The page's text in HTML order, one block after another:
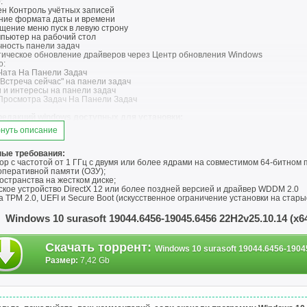
Контроль учётных записей
формата даты и времени
меню пуск в левую строну
на рабочий стол
панели задач
обновление драйверов через Центр обновления Windows
На Панели Задач
сейчас" на панели задач
и интересы на панели задач
Задач На Панели Задач
10 Pro x64
10 Education x64
10 Enterprise x64
10 Pro for Virtual x64
10 Enterprise LTSC 2021 x64
10 IoT Enterprise LTSC x64
операционной системы
в зависимости от скорости носителей и мощности компьютера.
на DVD9 диск по соответствующей процедуре по созданию загрузочных
машине с загрузочной флешки. Ошибок установки не обнаружено.
файлы,
В командную сроку от имени администратора в водим команду тsfc /
10 surasoft 19044.6456-19045.6456 22H2v25.10.14 .iso
описание
требования:
с частотой от 1 ГГц с двумя или более ядрами на совместимом 64-битном
памяти (ОЗУ);
на жестком диске;
устройство DirectX 12 или более поздней версией и драйвер WDDM 2.0
TPM 2.0, UEFI и Secure Boot (искусственное ограничение установки на
Windows 10 surasoft 19044.6456-19045.6456 22H2v25.10.14
Скачать торрент: Windows 10 surasoft 19044.6456-
Размер: 7,42 Gb